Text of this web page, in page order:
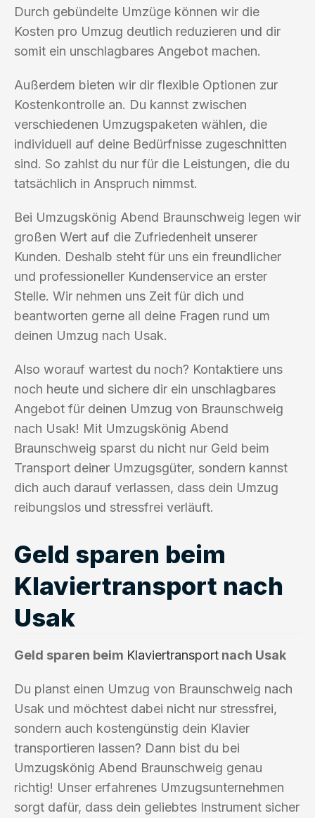
Durch gebündelte Umzüge können wir die
Kosten pro Umzug deutlich reduzieren und dir
somit ein unschlagbares Angebot machen.
Außerdem bieten wir dir flexible Optionen zur
Kostenkontrolle an. Du kannst zwischen
verschiedenen Umzugspaketen wählen, die
individuell auf deine Bedürfnisse zugeschnitten
sind. So zahlst du nur für die Leistungen, die du
tatsächlich in Anspruch nimmst.
Bei Umzugskönig Abend Braunschweig legen wir
großen Wert auf die Zufriedenheit unserer
Kunden. Deshalb steht für uns ein freundlicher
und professioneller Kundenservice an erster
Stelle. Wir nehmen uns Zeit für dich und
beantworten gerne all deine Fragen rund um
deinen Umzug nach Usak.
Also worauf wartest du noch? Kontaktiere uns
noch heute und sichere dir ein unschlagbares
Angebot für deinen Umzug von Braunschweig
nach Usak! Mit Umzugskönig Abend
Braunschweig sparst du nicht nur Geld beim
Transport deiner Umzugsgüter, sondern kannst
dich auch darauf verlassen, dass dein Umzug
reibungslos und stressfrei verläuft.
Geld sparen beim
Klaviertransport nach
Usak
Geld sparen beim Klaviertransport nach Usak
Du planst einen Umzug von Braunschweig nach
Usak und möchtest dabei nicht nur stressfrei,
sondern auch kostengünstig dein Klavier
transportieren lassen? Dann bist du bei
Umzugskönig Abend Braunschweig genau
richtig! Unser erfahrenes Umzugsunternehmen
sorgt dafür, dass dein geliebtes Instrument sicher